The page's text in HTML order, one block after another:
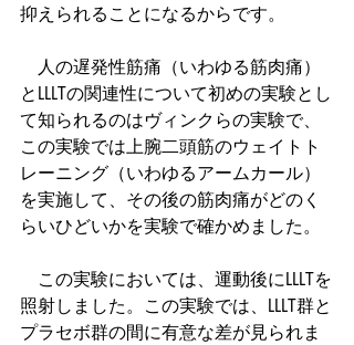
抑えられることになるからです。
人の遅発性筋痛（いわゆる筋肉痛）
とLLLTの関連性について初めの実験とし
て知られるのはヴィンクらの実験で、
この実験では上腕二頭筋のウェイトト
レーニング（いわゆるアームカール）
を実施して、その後の筋肉痛がどのく
らいひどいかを実験で確かめました。
この実験においては、運動後にLLLTを
照射しました。この実験では、LLLT群と
プラセボ群の間に有意な差が見られま